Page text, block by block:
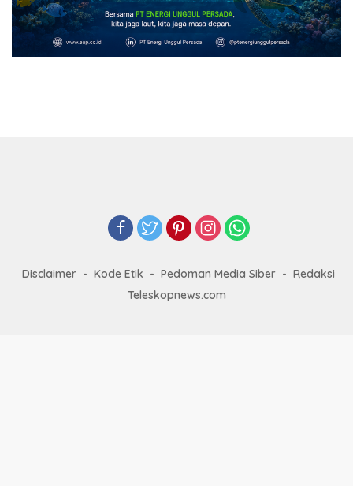
Disclaimer Kode Etik Pedoman Media Siber
Redaksi
Teleskopnews.com